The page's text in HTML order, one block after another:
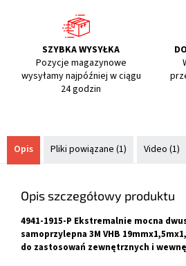
SZYBKA WYSYŁKA
Pozycje magazynowe
wysyłamy najpóźniej w ciągu
24 godzin
Opis Pliki powiązane (1) Video (1)
Opis szczegółowy produktu
4941-1915-P Ekstremalnie mocna
samoprzylepna 3M VHB
do zastosowań zewnętrznych i